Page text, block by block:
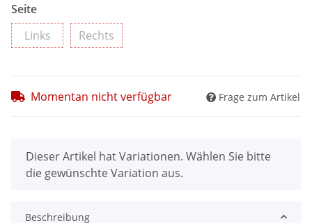
Seite
LinksLinks Rechts Rechts
Momentan nicht verfügbar Frage zum Artikel
x
Dieser Artikel hat Variationen. Wählen Sie bitte
die gewünschte Variation aus.
Beschreibung